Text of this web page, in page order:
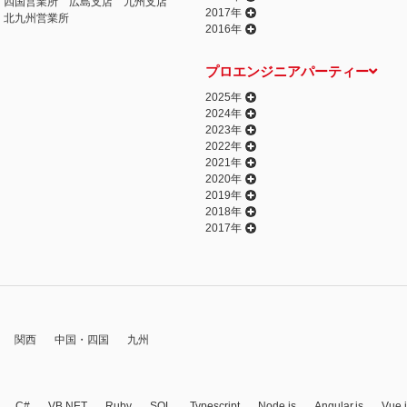
北九州営業所
2017年
2016年
プロエンジニアパーティー
2025年
2024年
2023年
2022年
2021年
2020年
2019年
2018年
2017年
関西 中国・四国 九州